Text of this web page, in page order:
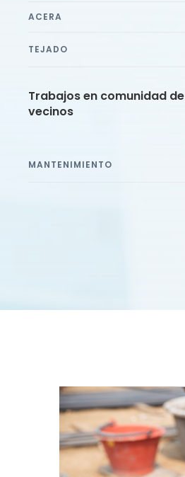
ACERA
TEJADO
Trabajos en comunidad de
vecinos
MANTENIMIENTO